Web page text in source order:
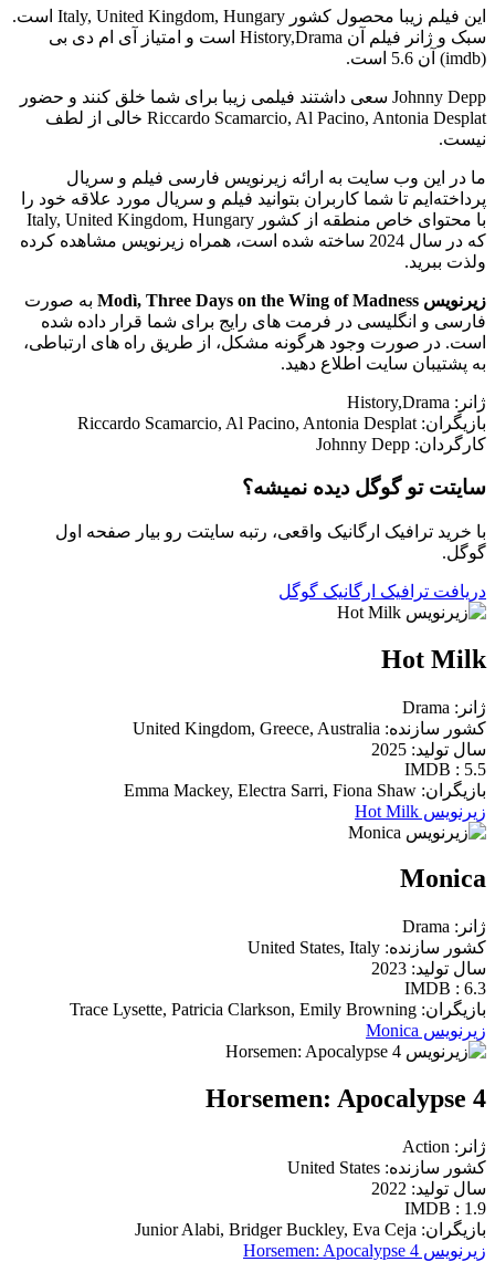
این فیلم زیبا محصول کشور Italy, United Kingdom, Hungary است.
سبک و ژانر فیلم آن History,Drama است و امتیاز آی ام دی بی
(imdb) آن 5.6 است.
Johnny Depp سعی داشتند فیلمی زیبا برای شما خلق کنند و حضور
Riccardo Scamarcio, Al Pacino, Antonia Desplat خالی از لطف
نیست.
ما در این وب سایت به ارائه زیرنویس فارسی فیلم و سریال
پرداخته‌ایم تا شما کاربران بتوانید فیلم و سریال مورد علاقه خود را
با محتوای خاص منطقه از کشور Italy, United Kingdom, Hungary
که در سال 2024 ساخته شده است، همراه زیرنویس مشاهده کرده
ولذت ببرید.
زیرنویس Modì, Three Days on the Wing of Madness
به صورت
فارسی و انگلیسی در فرمت های رایج برای شما قرار داده شده
است. در صورت وجود هرگونه مشکل، از طریق راه های ارتباطی،
به پشتیبان سایت اطلاع دهید.
ژانر: History,Drama
بازیگران: Riccardo Scamarcio, Al Pacino, Antonia Desplat
کارگردان: Johnny Depp
سایتت تو گوگل دیده نمیشه؟
با خرید ترافیک ارگانیک واقعی، رتبه سایتت رو بیار صفحه اول
گوگل.
دریافت ترافیک ارگانیک گوگل
Hot Milk
ژانر: Drama
کشور سازنده: United Kingdom, Greece, Australia
سال تولید: 2025
IMDB : 5.5
بازیگران: Emma Mackey, Electra Sarri, Fiona Shaw
زیرنویس Hot Milk
Monica
ژانر: Drama
کشور سازنده: United States, Italy
سال تولید: 2023
IMDB : 6.3
بازیگران: Trace Lysette, Patricia Clarkson, Emily Browning
زیرنویس Monica
4 Horsemen: Apocalypse
ژانر: Action
کشور سازنده: United States
سال تولید: 2022
IMDB : 1.9
بازیگران: Junior Alabi, Bridger Buckley, Eva Ceja
زیرنویس 4 Horsemen: Apocalypse